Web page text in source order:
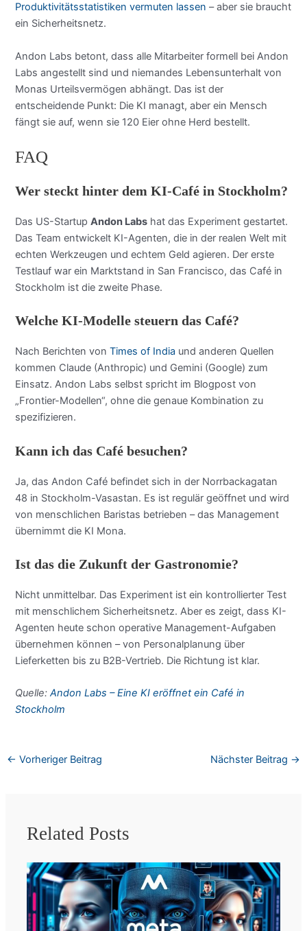
Produktivitätsstatistiken vermuten lassen – aber sie braucht
ein Sicherheitsnetz.
Andon Labs betont, dass alle Mitarbeiter formell bei Andon
Labs angestellt sind und niemandes Lebensunterhalt von
Monas Urteilsvermögen abhängt. Das ist der
entscheidende Punkt: Die KI managt, aber ein Mensch
fängt sie auf, wenn sie 120 Eier ohne Herd bestellt.
FAQ
Wer steckt hinter dem KI-Café in Stockholm?
Das US-StartupAndon Labs hat das Experiment gestartet.
Das Team entwickelt KI-Agenten, die in der realen Welt mit
echten Werkzeugen und echtem Geld agieren. Der erste
Testlauf war ein Marktstand in San Francisco, das Café in
Stockholm ist die zweite Phase.
Welche KI-Modelle steuern das Café?
Nach Berichten vonTimes of India und anderen Quellen
kommen Claude (Anthropic) und Gemini (Google) zum
Einsatz. Andon Labs selbst spricht im Blogpost von
„Frontier-Modellen“, ohne die genaue Kombination zu
spezifizieren.
Kann ich das Café besuchen?
Ja, das Andon Café befindet sich in der Norrbackagatan
48 in Stockholm-Vasastan. Es ist regulär geöffnet und wird
von menschlichen Baristas betrieben – das Management
übernimmt die KI Mona.
Ist das die Zukunft der Gastronomie?
Nicht unmittelbar. Das Experiment ist ein kontrollierter Test
mit menschlichem Sicherheitsnetz. Aber es zeigt, dass KI-
Agenten heute schon operative Management-Aufgaben
übernehmen können – von Personalplanung über
Lieferketten bis zu B2B-Vertrieb. Die Richtung ist klar.
Quelle:Andon Labs – Eine KI eröffnet ein Café in
Stockholm
← Vorheriger Beitrag Nächster Beitrag →
Related Posts